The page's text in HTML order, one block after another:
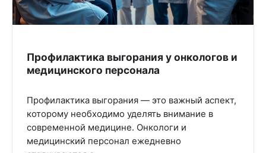
Профилактика выгорания у онкологов и
медицинского персонала
Профилактика выгорания — это важный аспект,
которому необходимо уделять внимание в
современной медицине. Онкологи и
медицинский персонал ежедневно